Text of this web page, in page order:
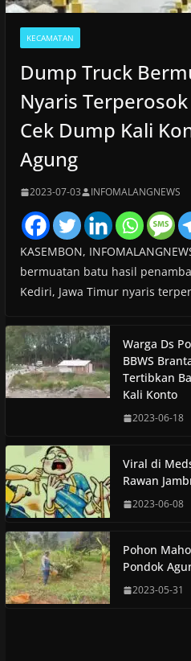
KECAMATAN
Dump Truck
Nyaris
Cek Dump Kali
Agung
2023-07-03 INFOMALANGNEWS
KASEMBON,
bermuatan batu hasil
Kediri, Jawa Timur nyaris
Warga Ds
BBWS
Tertibkan
Kali Konto
2023-06-18
Viral di
Rawan
2023-06-08
Pohon
Pondok
2023-05-31